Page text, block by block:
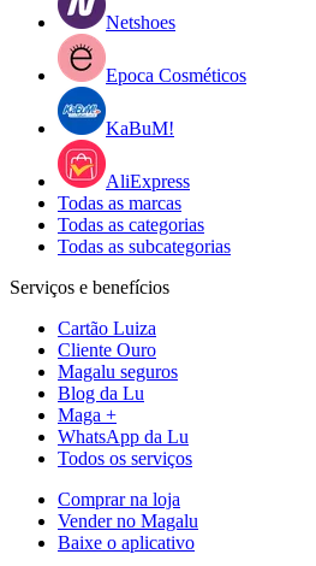
Netshoes
Epoca Cosméticos
KaBuM!
AliExpress
Todas as marcas
Todas as categorias
Todas as subcategorias
Serviços e benefícios
Cartão Luiza
Cliente Ouro
Magalu seguros
Blog da Lu
Maga +
WhatsApp da Lu
Todos os serviços
Comprar na loja
Vender no Magalu
Baixe o aplicativo